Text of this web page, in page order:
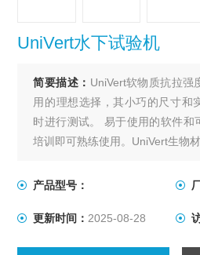
UniVert水下试验机
简要描述： UniVert软物质抗拉强
用的理想选择，其小巧的尺寸和
时进行测试。 易于使用的软件和
培训即可熟练使用。UniVert生物
进行牵张、压缩和弯曲测试。 各
产品型号：
更新时间： 2025-08-28